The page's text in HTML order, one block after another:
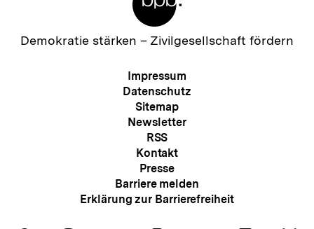
Zur
Demokratie stärken – Zivilgesellschaft fördern
Meta-
Navigation
Impressum
Datenschutz
Sitemap
Newsletter
RSS
Kontakt
Presse
Barriere melden
Erklärung zur Barrierefreiheit